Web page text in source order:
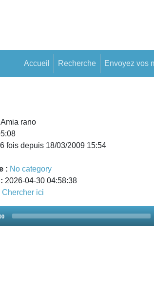
Accueil Recherche Envoyez vos
rano
fois depuis 18/03/2009 15:54
: No category
2026-04-30 04:58:38
Chercher ici